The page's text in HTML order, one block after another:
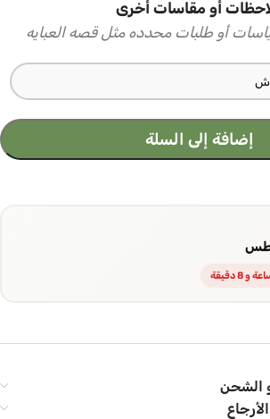
أو مقاسات أخرى
أو طلبات محدده مثل قصه العبايه
إضافة إلى السلة
الشحن